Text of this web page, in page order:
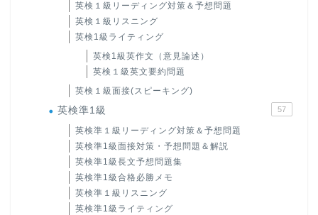
英検１級リーディング対策＆予想問題
英検１級リスニング
英検1級ライティング
英検1級英作文（意見論述）
英検１級英文要約問題
英検１級面接(スピーキング)
英検準1級 57
英検準１級リーディング対策＆予想問題
英検準1級面接対策・予想問題＆解説
英検準1級長文予想問題集
英検準1級合格必勝メモ
英検準１級リスニング
英検準1級ライティング